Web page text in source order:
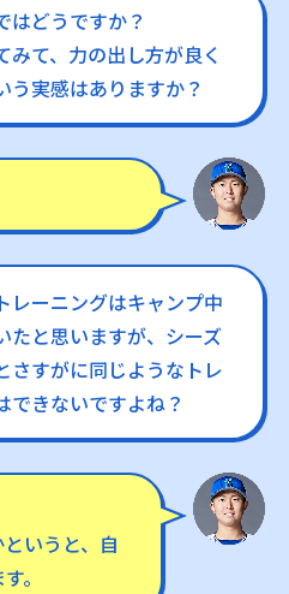
はどうですか？
みて、力の出し方が良く
う実感はありますか？
レーニングはキャンプ中
たと思いますが、シーズ
さすがに同じようなトレ
できないですよね？
いうと、自
。